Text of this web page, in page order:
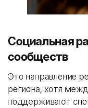
Социальная
сообществ
Это направление
региона, хотя
поддерживают